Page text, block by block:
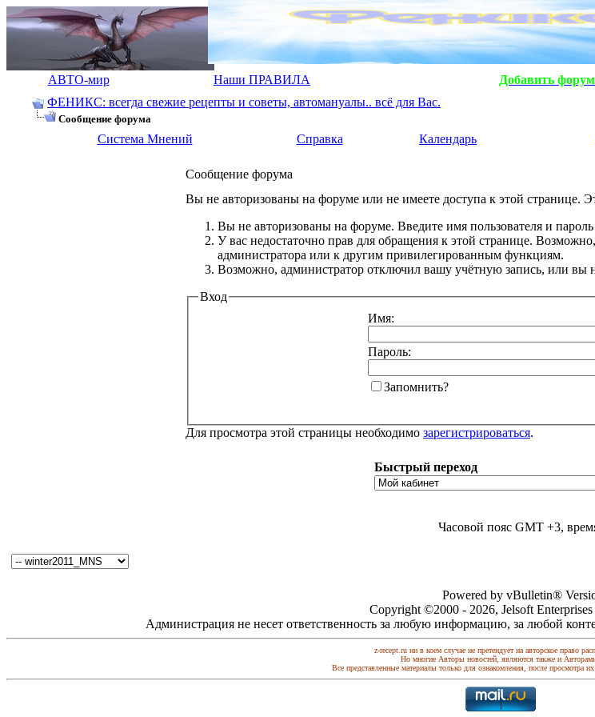
АВТО-мир Наши ПРАВИЛА Добавить
ФЕНИКС: всегда свежие рецепты и советы, автомануалы.. всё для Вас.
Сообщение форума
Система Мнений
Справка Календарь
Сообщение форума
Вы не авторизованы на форуме или не имеете доступа к этой странице.
Вы не авторизованы на форуме. Введите имя пользователя и
У вас недостаточно прав для обращения к этой странице.
администратора или к другим привилегированным функциям.
Возможно, администратор отключил вашу учётную запись, или вы
Вход
Имя:
Пароль:
Запомнить?
Для просмотра этой страницы необходимо зарегистрироваться.
Быстрый переход
Часовой пояс GMT +3,
Powered by vBulletin®
Copyright ©2000 - 2026, Jelsoft
Администрация не несет ответственность за любую информацию, за любой
z-recept.ru ни в коем случае не претендует на авторское право
Но многие Авторы новостей, являются также и
Все представленные материалы только для ознакомления, после просмотра